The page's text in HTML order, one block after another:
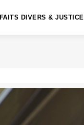
FAITS DIVERS & JUSTICE